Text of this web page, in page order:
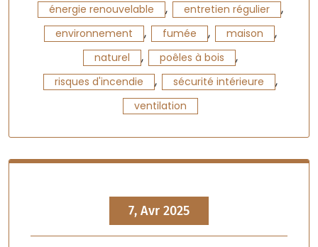
énergie renouvelable , entretien régulier ,
environnement , fumée , maison ,
naturel , poêles à bois ,
risques d'incendie , sécurité intérieure ,
ventilation
7, Avr 2025